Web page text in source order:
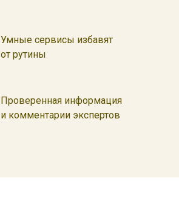
Умные сервисы избавят
от рутины
Проверенная информация
и комментарии экспертов